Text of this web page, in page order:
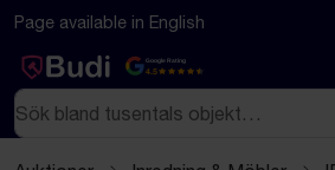
Hoppa till innehåll
Textbaserad (markdown) version av
Page available in English
Google Rating
4.5
Sök